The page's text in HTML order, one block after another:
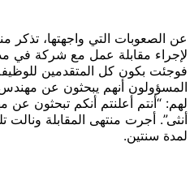
لإجراء مقابلة عمل مع شركة في
فوجئت بكون كل المتقدمين
المسؤولون أنهم يبحثون عن
لهم: “أنتم أعلنتم أنكم تبحثون عن
أنثى”. أجرت منتهى المقابلة
لمدة سنتين.